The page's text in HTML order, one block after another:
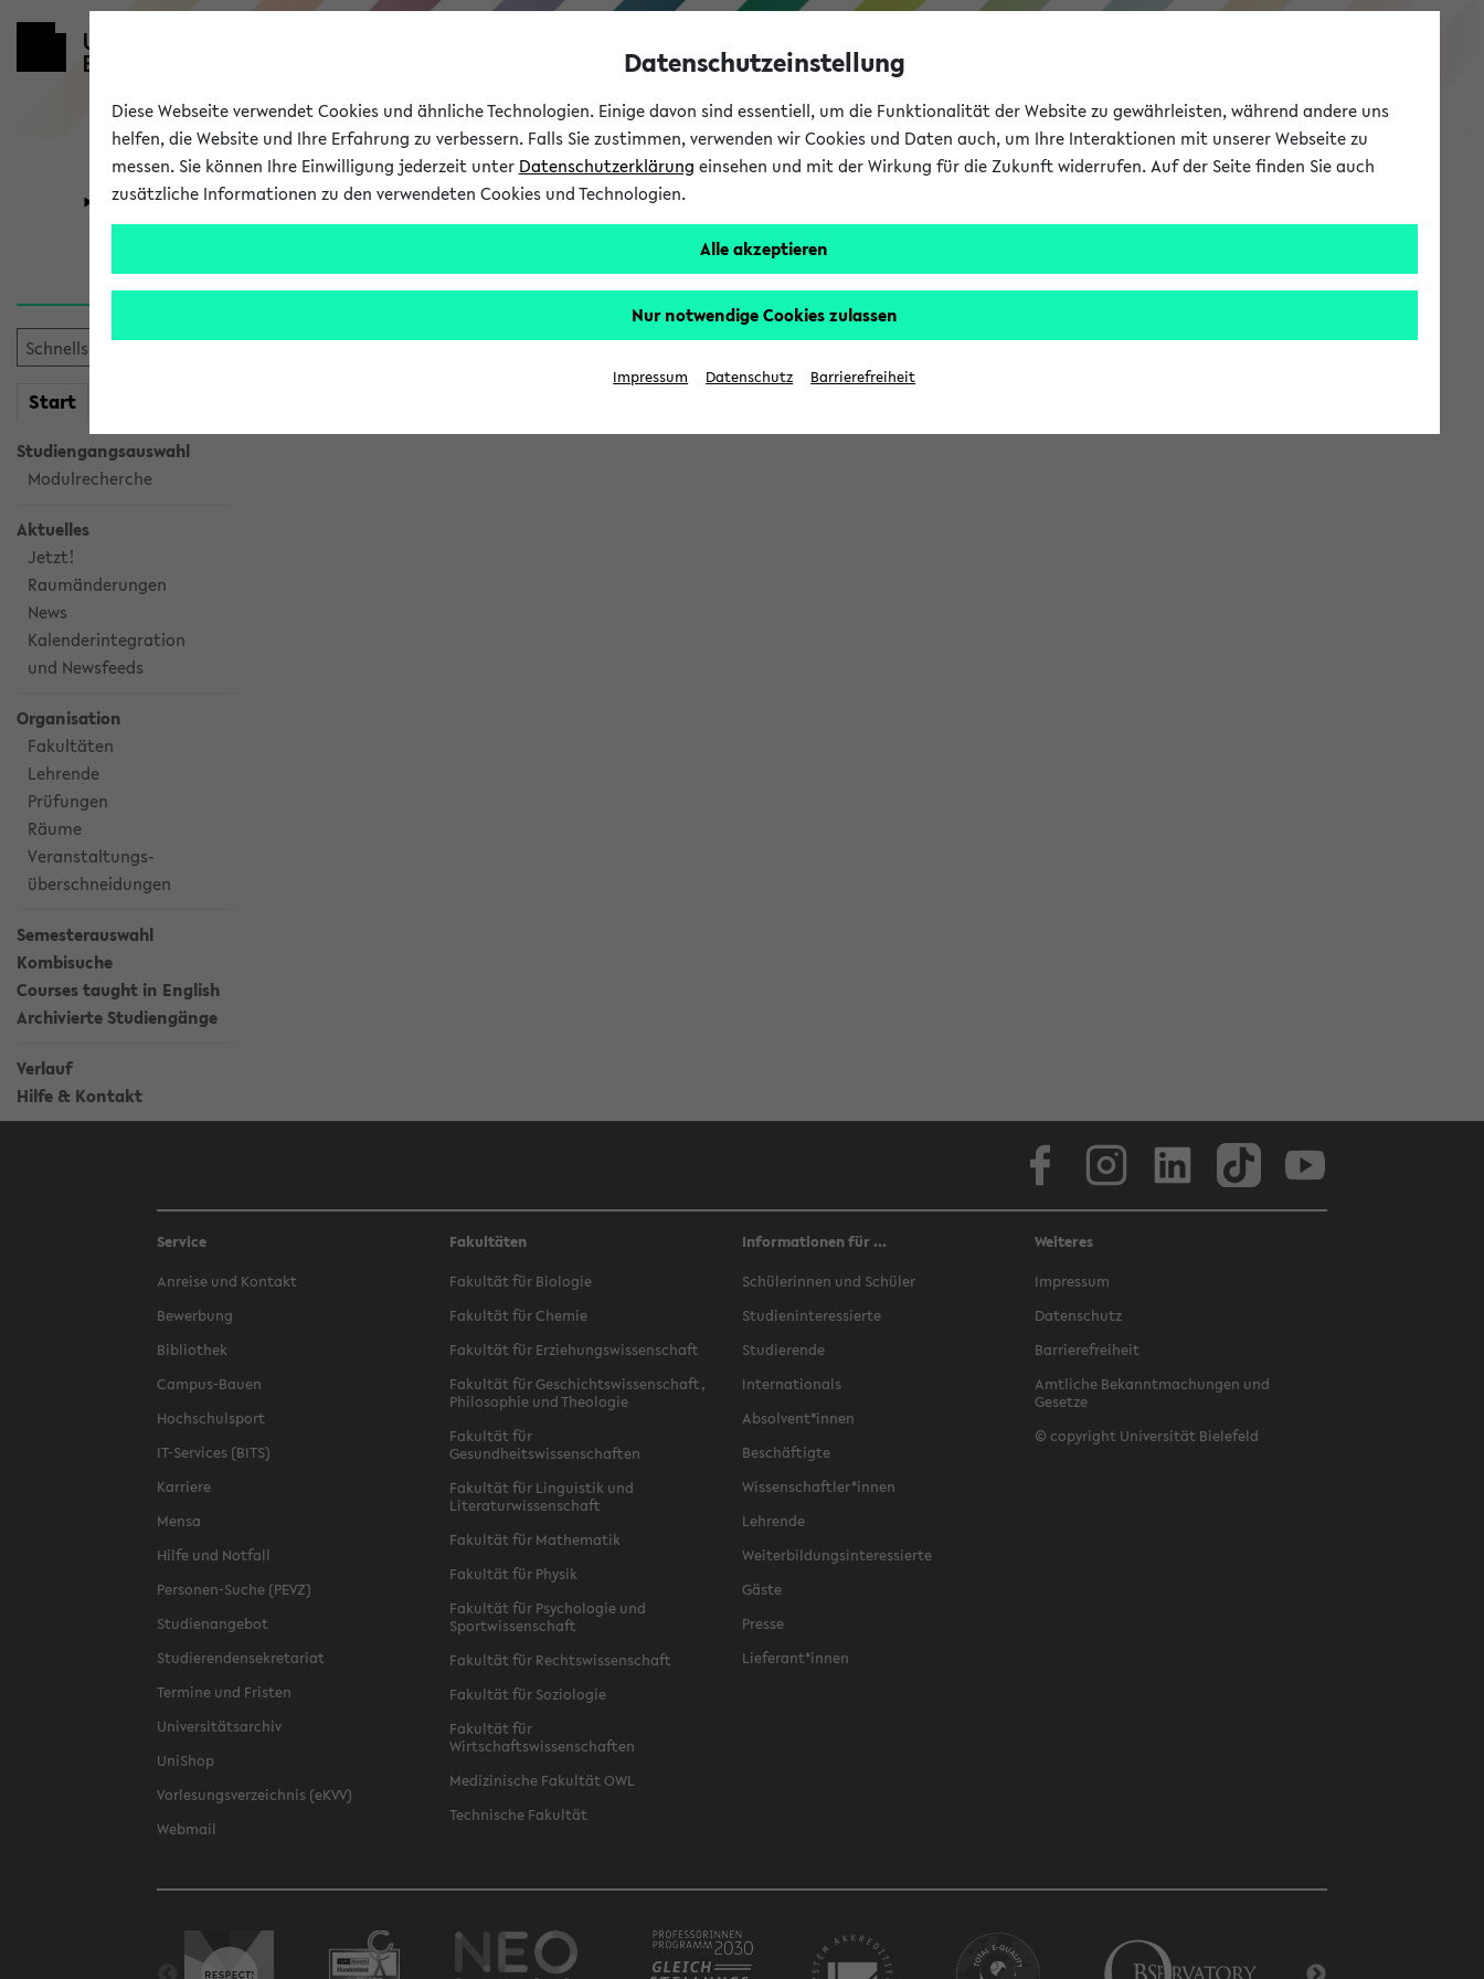
eKVV
Universität Forschung Studium
Start
Studiengangsauswahl
Modulrecherche
Aktuelles
Jetzt!
Raumänderungen
News
Kalenderintegration
und Newsfeeds
Organisation
Fakultäten
Lehrende
Prüfungen
Räume
Veranstaltungs-
überschneidungen
Semesterauswahl
Kombisuche
Courses taught in English
Archivierte Studiengänge
Verlauf
Hilfe & Kontakt
Verlauf
Service
Anreise und Kontakt
Bewerbung
Bibliothek
Campus-Bauen
Hochschulsport
IT-Services (BITS)
Karriere
Mensa
Hilfe und Notfall
Personen-Suche (PEVZ)
Studienangebot
Studierendensekretariat
Termine und Fristen
Universitätsarchiv
UniShop
Vorlesungsverzeichnis (eKVV)
Webmail
Fakultäten
Fakultät für Biologie
Fakultät für Chemie
Fakultät für Erziehungswissenschaft
Fakultät für Geschichtswissenschaft,
Philosophie und Theologie
Fakultät für
Gesundheitswissenschaften
Fakultät für Linguistik und
Literaturwissenschaft
Fakultät für Mathematik
Fakultät für Physik
Fakultät für Psychologie und
Sportwissenschaft
Fakultät für Rechtswissenschaft
Fakultät für Soziologie
Fakultät für
Wirtschaftswissenschaften
Medizinische Fakultät OWL
Technische Fakultät
Informationen für ...
Schülerinnen und Schüler
Studieninteressierte
Studierende
Internationals
Absolvent*innen
Beschäftigte
Wissenschaftler*innen
Lehrende
Weiterbildungsinteressierte
Gäste
Presse
Lieferant*innen
Weiteres
Impressum
Datenschutz
Barrierefreiheit
Amtliche Bekanntmachungen und
Gesetze
© copyright Universität Bielefeld
Datenschutzeinstellung
Diese Webseite verwendet Cookies und ähnliche Technologien. Einige davon sind essentiell, um die Funktionalität der Website zu gewährleisten, während andere uns
helfen, die Website und Ihre Erfahrung zu verbessern. Falls Sie zustimmen, verwenden wir Cookies und Daten auch, um Ihre Interaktionen mit unserer Webseite zu
messen. Sie können Ihre Einwilligung jederzeit unter Datenschutzerklärung einsehen und mit der Wirkung für die Zukunft widerrufen. Auf der Seite finden Sie auch
zusätzliche Informationen zu den verwendeten Cookies und Technologien.
Alle akzeptieren
Nur notwendige Cookies zulassen
Impressum Datenschutz Barrierefreiheit